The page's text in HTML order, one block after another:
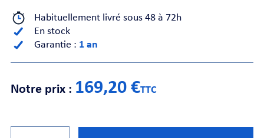
Habituellement livré sous 48 à 72h
En stock
Garantie : 1 an
Notre prix : 169,20 €TTC